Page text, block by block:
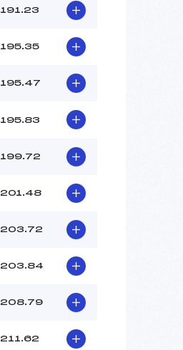
191.23
195.35
195.47
195.83
199.72
201.48
203.72
203.84
208.79
211.62